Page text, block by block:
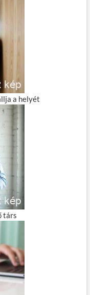
a helyét
társ